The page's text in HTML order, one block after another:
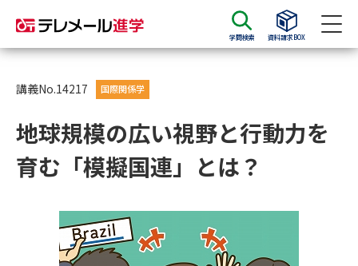
学問検索 資料請求BOX
資料請求
大学・短大の資料種類から請求
総合型選抜・学校推薦型選抜 募
集要項＆願書
大学入学共通テスト利用選抜の
募集要項＆願書
講義No.14217 国際関係学
地球規模の広い視野と行動力を
育む「模擬国連」とは？